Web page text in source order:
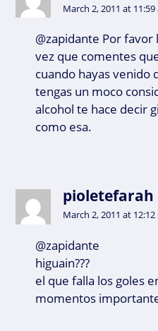
March 2, 2011 at 11:59
@zapidante Por favor
vez que comentes
cuando hayas venido
tengas un moco
alcohol te hace decir
como esa.
pioletefarah
March 2, 2011 at 12:12
@zapidante
higuain???
el que falla los goles
momentos